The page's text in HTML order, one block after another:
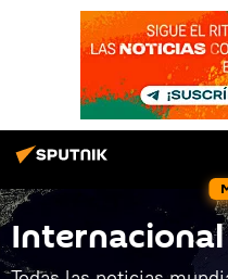
Internacional